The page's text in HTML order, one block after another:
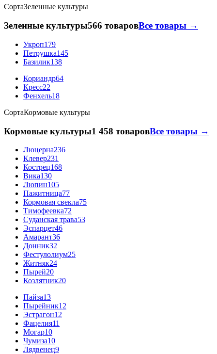
СортаЗеленные культуры
Зеленные культуры566 товаровВсе товары →
Укроп179
Петрушка145
Базилик138
Кориандр64
Кресс22
Фенхель18
СортаКормовые культуры
Кормовые культуры1 458 товаровВсе товары →
Люцерна236
Клевер231
Кострец168
Вика130
Люпин105
Пажитница77
Кормовая свекла75
Тимофеевка72
Суданская трава53
Эспарцет46
Амарант36
Донник32
Фестулолиум25
Житняк24
Пырей20
Козлятник20
Пайза13
Пырейник12
Эстрагон12
Фацелия11
Могар10
Чумиза10
Лядвенец9